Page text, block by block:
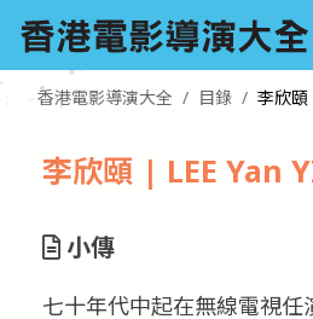
香港電影導演大全 目錄 李欣
李欣頤 | LEE Yan
小傳
七十年代中起在無線電視任